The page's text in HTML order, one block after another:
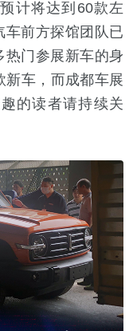
计将达到60款左
车前方探馆团队已
热门参展新车的身
新车，而成都车展
的读者请持续关